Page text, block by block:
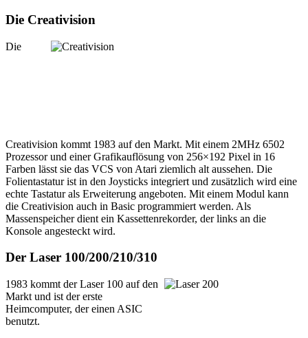
Die Creativision
Die
Creativision kommt 1983 auf den Markt. Mit einem 2MHz 6502
Prozessor und einer Grafikauflösung von 256×192 Pixel in 16
Farben lässt sie das VCS von Atari ziemlich alt aussehen. Die
Folientastatur ist in den Joysticks integriert und zusätzlich wird eine
echte Tastatur als Erweiterung angeboten. Mit einem Modul kann
die Creativision auch in Basic programmiert werden. Als
Massenspeicher dient ein Kassettenrekorder, der links an die
Konsole angesteckt wird.
Der Laser 100/200/210/310
1983 kommt der Laser 100 auf den
Markt und ist der erste
Heimcomputer, der einen ASIC
benutzt.